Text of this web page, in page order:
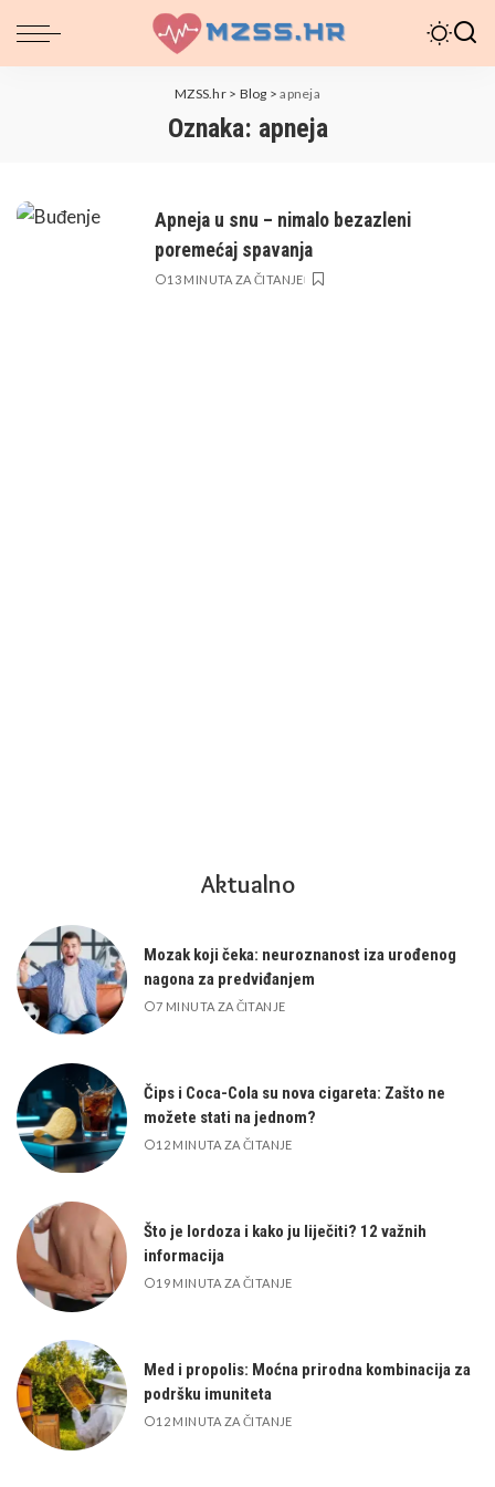
MZSS.hr> Blog >apneja
Oznaka: apneja
Apneja u snu – nimalo bezazleni
poremećaj spavanja
13 MINUTA ZA ČITANJE
Aktualno
Mozak koji čeka: neuroznanost iza urođenog
nagona za predviđanjem
7 MINUTA ZA ČITANJE
Čips i Coca-Cola su nova cigareta: Zašto ne
možete stati na jednom?
12 MINUTA ZA ČITANJE
Što je lordoza i kako ju liječiti? 12 važnih
informacija
19 MINUTA ZA ČITANJE
Med i propolis: Moćna prirodna kombinacija za
podršku imuniteta
12 MINUTA ZA ČITANJE